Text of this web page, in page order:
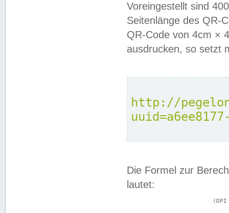
Voreingestellt sind
Seitenlänge des QR-
QR-Code von 4cm ×
ausdrucken, so setzt
http://
Die Formel zur
lautet: